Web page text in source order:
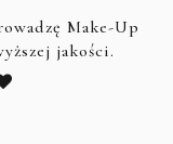
Make-Up
jakości.